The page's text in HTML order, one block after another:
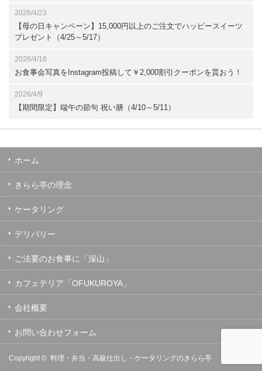
2026/4/23
【母の日キャンペーン】15,000円以上のご注文でハッピースイーツ
プレゼント（4/25～5/17）
2026/4/16
お食事会写真をInstagram投稿して￥2,000割引クーポンを貰おう！
2026/4/9
【期間限定】端午の節句 祝い膳（4/10～5/11）
ホーム
きらら亭の理念
ケータリング
デリバリー
ご法要のお食事に「深山」
カフェテリア「OFUKUROYA」
会社概要
お問い合わせフォーム
Copyright © 料理・弁当・高級仕出し・ケータリングのきらら亭